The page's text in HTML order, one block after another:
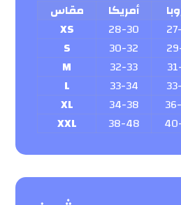
مقاس أمريكا
XS
28-30
S
30-32
M
32-33
L
33-34
XL
34-38
XXL
38-48